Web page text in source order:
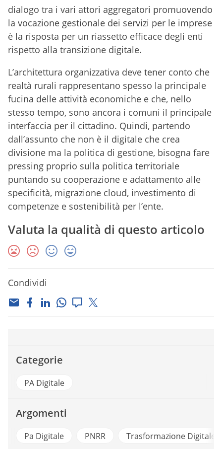
dialogo tra i vari attori aggregatori promuovendo
la vocazione gestionale dei servizi per le imprese
è la risposta per un riassetto efficace degli enti
rispetto alla transizione digitale.
L’architettura organizzativa deve tener conto che
realtà rurali rappresentano spesso la principale
fucina delle attività economiche e che, nello
stesso tempo, sono ancora i comuni il principale
interfaccia per il cittadino. Quindi, partendo
dall’assunto che non è il digitale che crea
divisione ma la politica di gestione, bisogna fare
pressing proprio sulla politica territoriale
puntando su cooperazione e adattamento alle
specificità, migrazione cloud, investimento di
competenze e sostenibilità per l’ente.
Valuta la qualità di questo articolo
Condividi
Categorie
PA Digitale
Argomenti
Pa Digitale PNRR Trasformazione Digitale